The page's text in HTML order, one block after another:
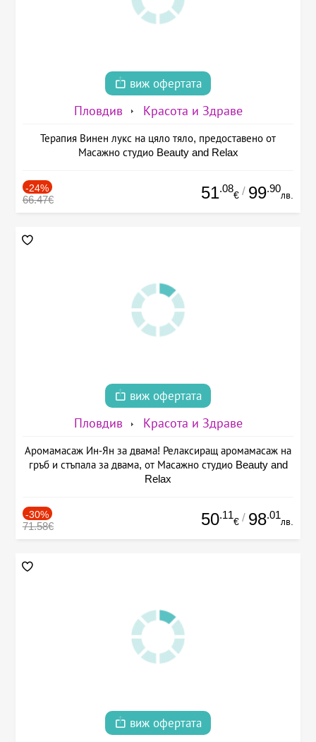
виж офертата
Пловдив Красота и Здраве
Терапия Винен лукс на цяло тяло, предоставено от
Масажно студио Beauty and Relax
-24%
66.47€ 51.08
€ / 99.90
лв.
виж офертата
Пловдив Красота и Здраве
Аромамасаж Ин-Ян за двама! Релаксиращ аромамасаж на
гръб и стъпала за двама, от Масажно студио Beauty and
Relax
-30%
71.58€ 50.11
€ / 98.01
лв.
виж офертата